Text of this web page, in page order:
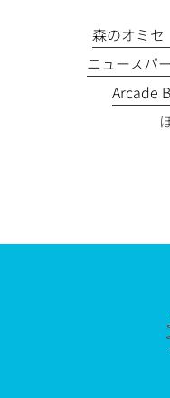
森のオミセ
ニュースパ
Arcade